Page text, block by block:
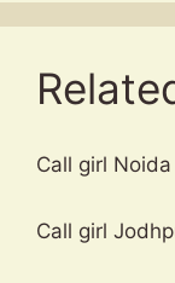
Call girl Noida
Call girl